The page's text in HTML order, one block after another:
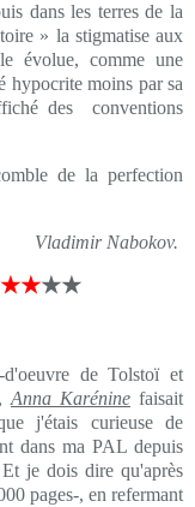
dans les terres de la
» la stigmatise aux
évolue, comme une
hypocrite moins par sa
des conventions
de la perfection
Vladimir Nabokov.
★★
de Tolstoï et
Anna Karénine faisait
j'étais curieuse de
dans ma PAL depuis
je dois dire qu'après
pages-, en refermant